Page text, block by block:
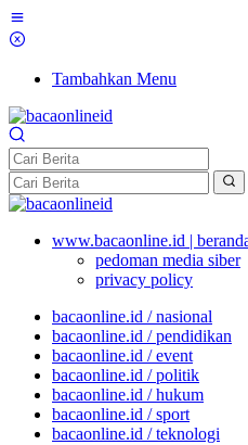
Tambahkan Menu
www.bacaonline.id |
pedoman media siber
privacy policy
bacaonline.id / nasional
bacaonline.id / pendidikan
bacaonline.id / event
bacaonline.id / politik
bacaonline.id / hukum
bacaonline.id / sport
bacaonline.id / teknologi